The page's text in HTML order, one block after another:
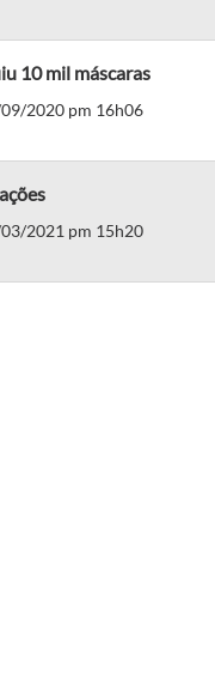
10 mil máscaras
2020 pm 16h06
2021 pm 15h20